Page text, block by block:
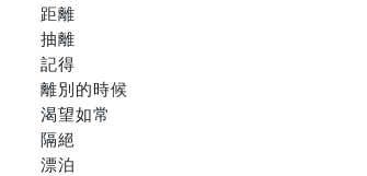
距離
抽離
記得
離別的時候
渴望如常
隔絕
漂泊